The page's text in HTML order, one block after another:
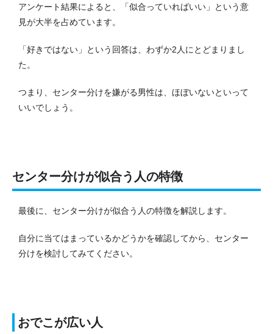
アンケート結果によると、「似合っていればいい」という意
見が大半を占めています。
「好きではない」という回答は、わずか2人にとどまりまし
た。
つまり、センター分けを嫌がる男性は、ほぼいないといって
いいでしょう。
センター分けが似合う人の特徴
最後に、センター分けが似合う人の特徴を解説します。
自分に当てはまっているかどうかを確認してから、センター
分けを検討してみてください。
おでこが広い人